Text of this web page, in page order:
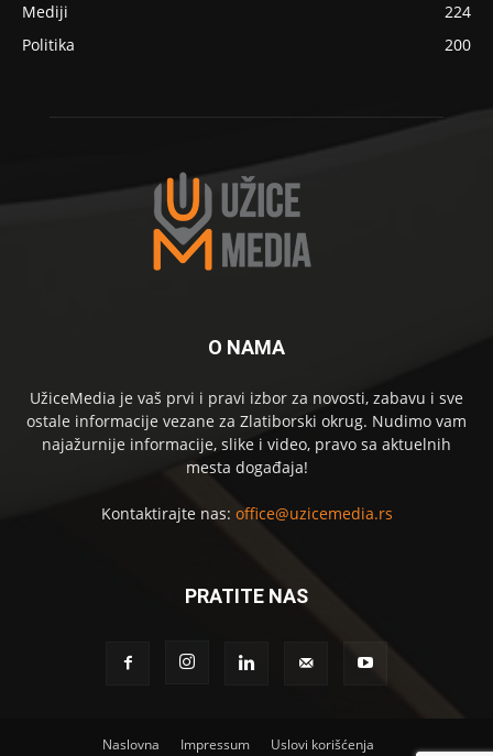
Mediji
224
Politika
200
O NAMA
UžiceMedia je vaš prvi i pravi izbor za novosti, zabavu i sve
ostale informacije vezane za Zlatiborski okrug. Nudimo vam
najažurnije informacije, slike i video, pravo sa aktuelnih
mesta događaja!
Kontaktirajte nas: office@uzicemedia.rs
PRATITE NAS
Naslovna Impressum Uslovi korišćenja